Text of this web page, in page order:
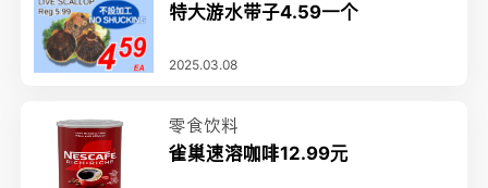
特大游水带子4.59一个
2025.03.08
零食饮料
雀巢速溶咖啡12.99元